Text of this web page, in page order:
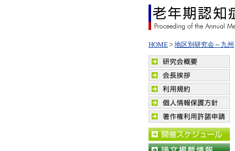
HOME > 地区別研究会～九州